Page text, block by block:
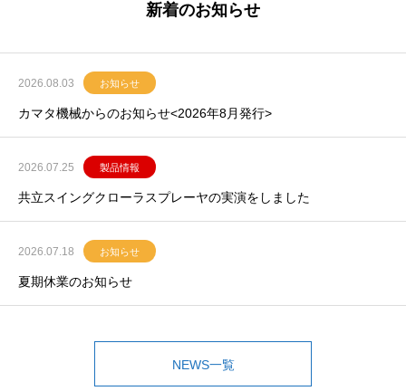
新着のお知らせ
2026.08.03 お知らせ
カマタ機械からのお知らせ<2026年8月発行>
2026.07.25 製品情報
共立スイングクローラスプレーヤの実演をしました
2026.07.18 お知らせ
夏期休業のお知らせ
NEWS一覧